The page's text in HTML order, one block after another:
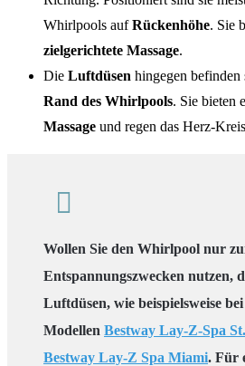
Whirlpools aufRückenhöhe. Sie
zielgerichtete Massage.
Die Luftdüsen hingegen befinden
Rand des Whirlpools. Sie bieten
Massage und regen das Herz-
Wollen Sie den Whirlpool nur
Entspannungszwecken nutzen,
Luftdüsen, wie beispielsweise
Modellen Bestway Lay-Z-Spa
Bestway Lay-Z Spa Miami. Für